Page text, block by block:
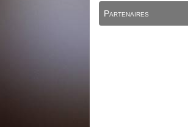
Partenaires